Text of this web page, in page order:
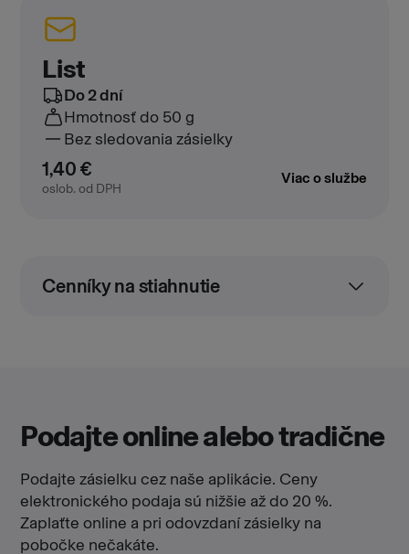
List
Do 2 dní
Hmotnosťdo 50 g
Bez sledovania zásielky
1,40 €
oslob. od DPH
Viac o službe
Cenníky na stiahnutie
Podajte online alebo tradične
Podajte zásielku cez naše aplikácie. Ceny
elektronického podaja sú nižšie až do 20 %.
Zaplaťte online a pri odovzdaní zásielky na
pobočke nečakáte.